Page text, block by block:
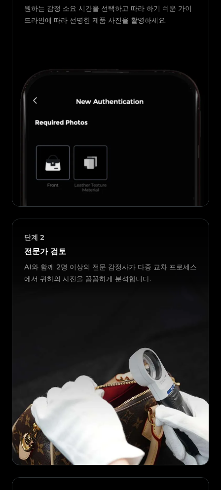
원하는 감정 소요 시간을 선택하고 따라 하기 쉬운 가이
드라인에 따라 선명한 제품 사진을 촬영하세요.
단계 2
전문가 검토
AI와 함께 2명 이상의 전문 감정사가 다중 교차 프로세스
에서 귀하의 사진을 꼼꼼하게 분석합니다.